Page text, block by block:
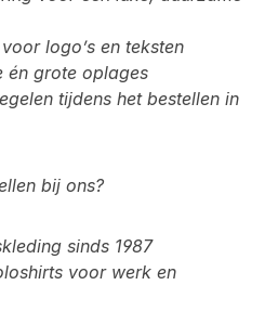
logo’s en teksten
én grote oplages
tijdens het bestellen in
bij ons?
sinds 1987
voor werk en